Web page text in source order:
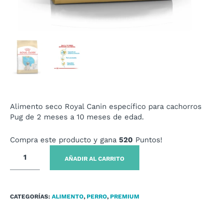
Alimento seco Royal Canin específico para cachorros
Pug de 2 meses a 10 meses de edad.
Compra este producto y gana 520 Puntos!
AÑADIR AL CARRITO
CATEGORÍAS: ALIMENTO, PERRO, PREMIUM